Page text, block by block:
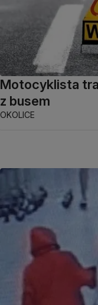
Motocyklista
z busem
OKOLICE